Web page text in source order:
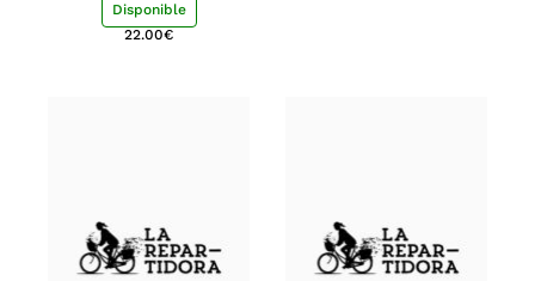
Disponible
22.00€